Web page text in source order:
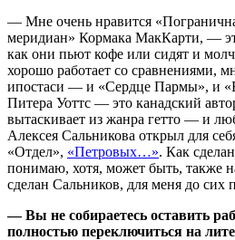
— Мне очень нравится
меридиан» Кормака МакКарти, —
как они пьют кофе или сидят и
хорошо работает со сравнениями,
ипостаси — и «Сердце Пармы», и
Питера Уоттс — это канадский
вытаскивает из жанра гетто — и
Алексея Сальникова открыл для
«Отдел», «Петровых…». Как
понимаю, хотя, может быть, также
сделан Сальников, для меня до сих
— Вы не собираетесь оставить
полностью переключиться на